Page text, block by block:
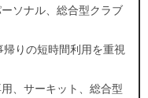
ソナル、総合型クラブ
帰りの短時間利用を重視
、サーキット、総合型